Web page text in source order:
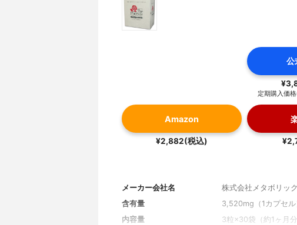
公
定期購入価
Amazon
¥2,882(税込)
メーカー会社名
株式会社メタボリック
含有量
3,520mg（1カプセル
内容量
3粒×30袋（約1ヶ月分